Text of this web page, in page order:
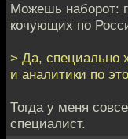
Можешь наборот:
кочующих по
> Да, специально
и аналитики по
Тогда у меня
специалист.